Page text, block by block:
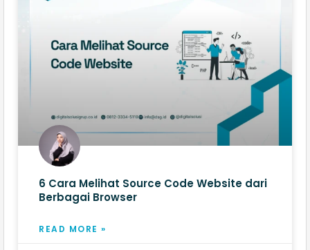
6 Cara Melihat Source Code Website​ dari
Berbagai Browser
READ MORE »